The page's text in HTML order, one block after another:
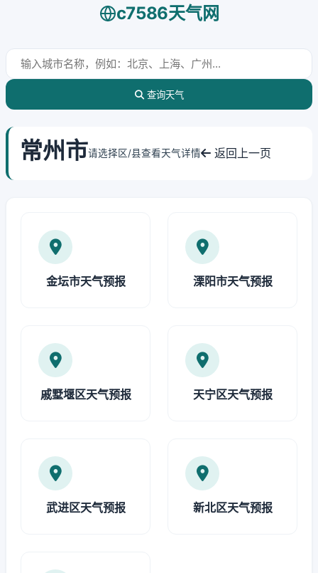
c7586天气网
查询天气
常州市请选择区/县查看天气详情 返回上一页
金坛市天气预报 溧阳市天气预报
戚墅堰区天气预报 天宁区天气预报
武进区天气预报 新北区天气预报